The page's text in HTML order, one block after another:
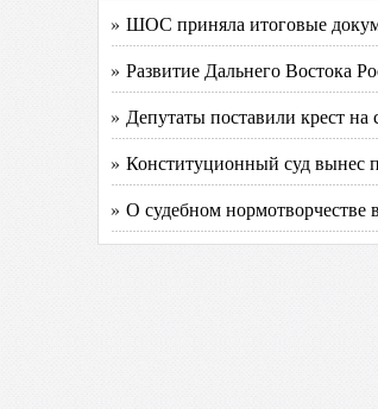
» ШОС приняла итоговые
» Развитие Дальнего Востока
» Депутаты поставили крест на
» Конституционный суд вынес
» О судебном нормотворчестве